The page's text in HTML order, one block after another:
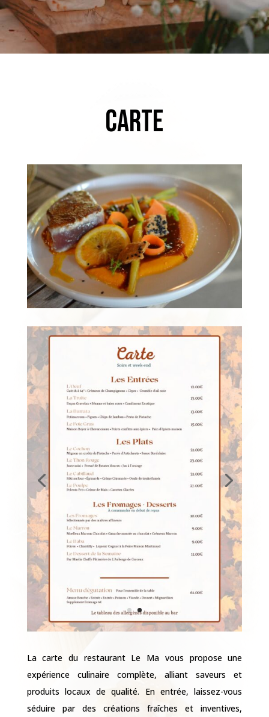
Carte
La carte du restaurant Le Ma vous propose une
produits locaux de qualité. En entrée, laissez-vous
séduire par des créations fraîches et inventives,
mettant en valeur les produits de saison. Les plats
principaux, savamment préparés par le chef, offrent